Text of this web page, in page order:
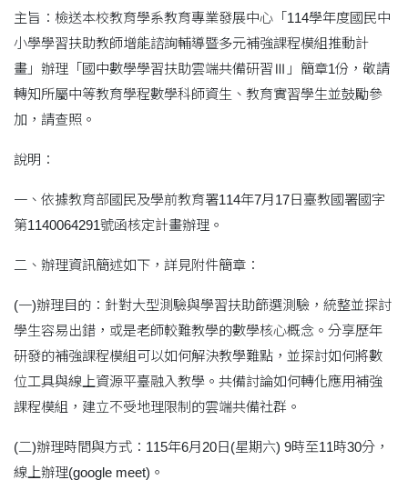
主旨：檢送本校教育學系教育專業發展中心「114學年度國民中
小學學習扶助教師增能諮詢輔導暨多元補強課程模組推動計
畫」辦理「國中數學學習扶助雲端共備研習Ⅲ」簡章1份，敬請
轉知所屬中等教育學程數學科師資生、教育實習學生並鼓勵參
加，請查照。
說明：
一、依據教育部國民及學前教育署114年7月17日臺教國署國字
第1140064291號函核定計畫辦理。
二、辦理資訊簡述如下，詳見附件簡章：
(一)辦理目的：針對大型測驗與學習扶助篩選測驗，統整並探討
學生容易出錯，或是老師較難教學的數學核心概念。分享歷年
研發的補強課程模組可以如何解決教學難點，並探討如何將數
位工具與線上資源平臺融入教學。共備討論如何轉化應用補強
課程模組，建立不受地理限制的雲端共備社群。
(二)辦理時間與方式：115年6月20日(星期六) 9時至11時30分，
線上辦理(google meet)。